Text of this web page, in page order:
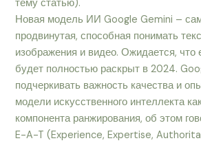
тему статью).
Новая модель ИИ Google Gemini –
продвинутая, способная понимать
изображения и видео. Ожидается, что
будет полностью раскрыт в 2024.
подчеркивать важность качества и
модели искусственного интеллекта
компонента ранжирования, об этом
E-A-T (Experience, Expertise,